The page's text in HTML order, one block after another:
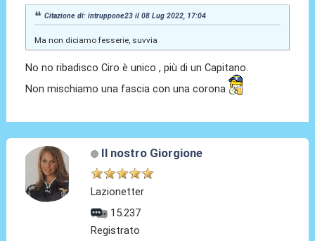
Citazione di: intruppone23 il 08 Lug 2022, 17:04
Ma non diciamo fesserie, suvvia
No no ribadisco Ciro è unico , più di un Capitano.
Non mischiamo una fascia con una corona
Il nostro Giorgione
Lazionetter
15.237
Registrato